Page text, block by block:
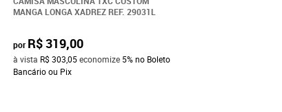
MANGA LONGA XADREZ REF. 29031L
por R$ 319,00
à vista R$ 303,05economize 5% no Boleto
Bancário ou Pix